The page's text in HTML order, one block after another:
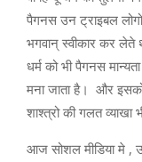
पैगनस उन ट्राइबल
भगवान् स्वीकार कर
धर्म को भी पैगनस
मना जाता है। और
शाश्त्रो की गलत व्याखा
आज सोशल मीडिया मे ,